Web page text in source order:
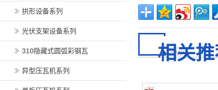
相关
拱形设备系列
光伏支架设备系列
310隐藏式圆弧彩钢瓦
异型压瓦机系列